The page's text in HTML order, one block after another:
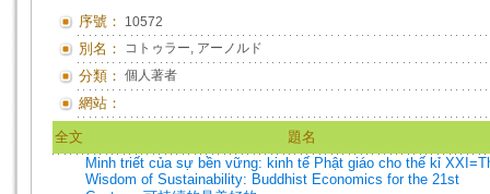
序號： 10572
別名： コトゥラー, アーノルド
分類： 個人著者
網站：
全文
題名
Minh triết của sự bền vững: kinh tế Phật giáo cho thế kỉ
Wisdom of Sustainability: Buddhist Economics for the 21st